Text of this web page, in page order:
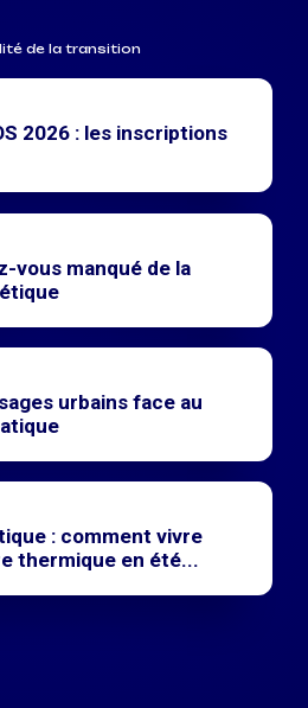
de la transition
2026 : les inscriptions
vous manqué de la
urbains face au
: comment vivre
thermique en été...